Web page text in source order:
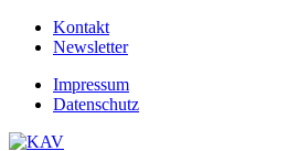
Kontakt
Newsletter
Impressum
Datenschutz